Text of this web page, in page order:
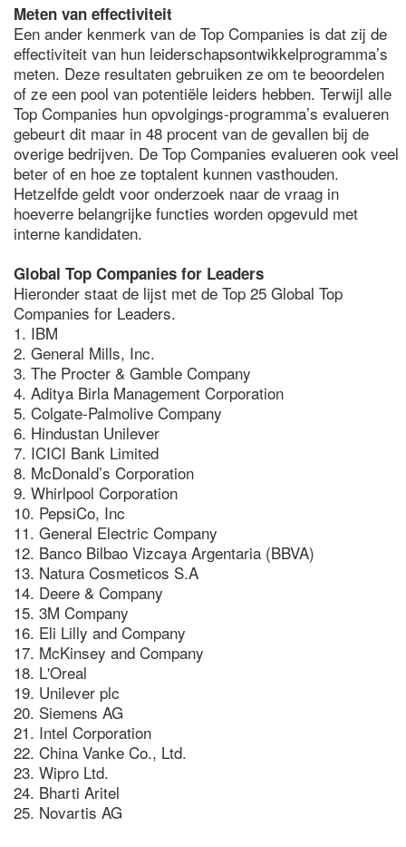
Meten van effectiviteit
Een ander kenmerk van de Top Companies is dat zij de
effectiviteit van hun leiderschapsontwikkelprogramma’s
meten. Deze resultaten gebruiken ze om te beoordelen
of ze een pool van potentiële leiders hebben. Terwijl alle
Top Companies hun opvolgings-programma’s evalueren
gebeurt dit maar in 48 procent van de gevallen bij de
overige bedrijven. De Top Companies evalueren ook veel
beter of en hoe ze toptalent kunnen vasthouden.
Hetzelfde geldt voor onderzoek naar de vraag in
hoeverre belangrijke functies worden opgevuld met
interne kandidaten.
Global Top Companies for Leaders
Hieronder staat de lijst met de Top 25 Global Top
Companies for Leaders.
1. IBM
2. General Mills, Inc.
3. The Procter & Gamble Company
4. Aditya Birla Management Corporation
5. Colgate-Palmolive Company
6. Hindustan Unilever
7. ICICI Bank Limited
8. McDonald’s Corporation
9. Whirlpool Corporation
10. PepsiCo, Inc
11. General Electric Company
12. Banco Bilbao Vizcaya Argentaria (BBVA)
13. Natura Cosmeticos S.A
14. Deere & Company
15. 3M Company
16. Eli Lilly and Company
17. McKinsey and Company
18. L'Oreal
19. Unilever plc
20. Siemens AG
21. Intel Corporation
22. China Vanke Co., Ltd.
23. Wipro Ltd.
24. Bharti Aritel
25. Novartis AG